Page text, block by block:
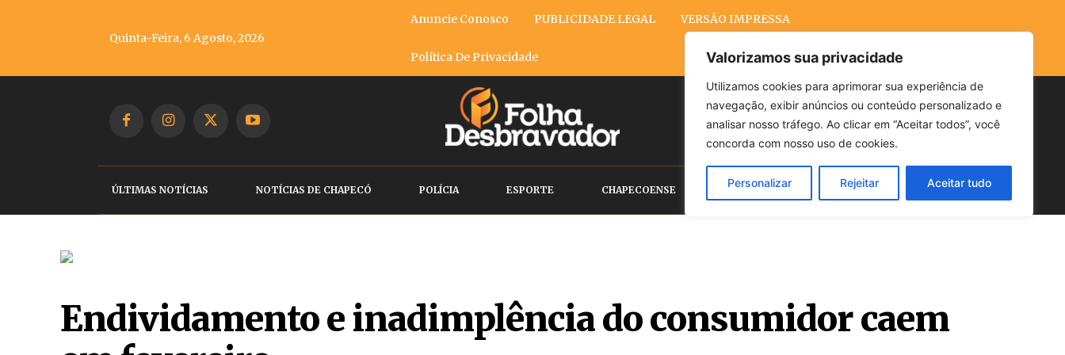
Valorizamos sua privacidade
Utilizamos cookies para aprimorar sua experiência de
navegação, exibir anúncios ou conteúdo personalizado e
analisar nosso tráfego. Ao clicar em “Aceitar todos”, você
concorda com nosso uso de cookies.
Personalizar Rejeitar Aceitar tudo
Quinta-Feira, 6 Agosto, 2026
Anuncie Conosco PUBLICIDADE LEGAL VERSÃO IMPRESSA
Política De Privacidade
Buscar
ÚLTIMAS NOTÍCIAS NOTÍCIAS DE CHAPECÓ POLÍCIA ESPORTE CHAPECOENSE POLÍTICA CLIMA ECONOMIA
Endividamento e inadimplência do consumidor caem